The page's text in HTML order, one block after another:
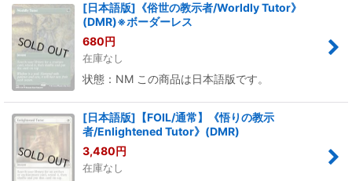
[日本語版]《俗世の教示者/Worldly Tutor》
(DMR)※ボーダーレス
680円
在庫なし
状態：NM この商品は日本語版です。
[日本語版]【FOIL/通常】《悟りの教示
者/Enlightened Tutor》(DMR)
3,480円
在庫なし